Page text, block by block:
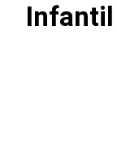
Infantil